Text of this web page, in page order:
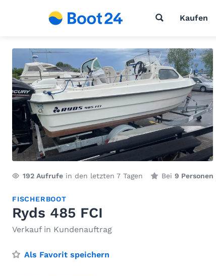
Kaufen
192 Aufrufe in den letzten 7 Tagen Bei 9 Personen
FISCHERBOOT
Ryds 485 FCI
Verkauf in Kundenauftrag
Als Favorit speichern